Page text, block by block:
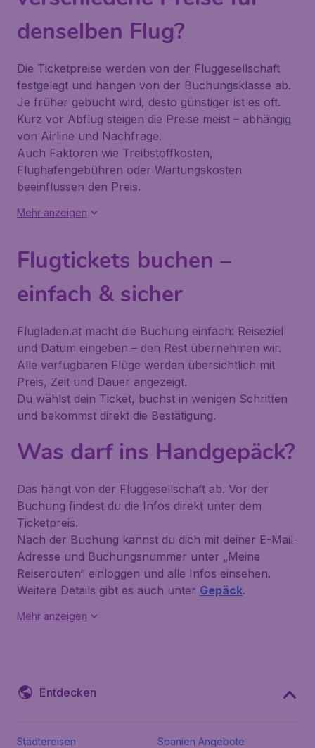
denselben Flug?
Die Ticketpreise werden von der Fluggesellschaft
festgelegt und hängen von der Buchungsklasse ab.
Je früher gebucht wird, desto günstiger ist es oft.
Kurz vor Abflug steigen die Preise meist – abhängig
von Airline und Nachfrage.
Auch Faktoren wie Treibstoffkosten,
Flughafengebühren oder Wartungskosten
beeinflussen den Preis.
Mehr anzeigen
Flugtickets buchen –
einfach & sicher
Flugladen.at macht die Buchung einfach: Reiseziel
und Datum eingeben – den Rest übernehmen wir.
Alle verfügbaren Flüge werden übersichtlich mit
Preis, Zeit und Dauer angezeigt.
Du wählst dein Ticket, buchst in wenigen Schritten
und bekommst direkt die Bestätigung.
Was darf ins Handgepäck?
Das hängt von der Fluggesellschaft ab. Vor der
Buchung findest du die Infos direkt unter dem
Ticketpreis.
Nach der Buchung kannst du dich mit deiner E-Mail-
Adresse und Buchungsnummer unter „Meine
Reiserouten“ einloggen und alle Infos einsehen.
Weitere Details gibt es auch unter Gepäck.
Mehr anzeigen
Entdecken
Städtereisen
Spanien Angebote